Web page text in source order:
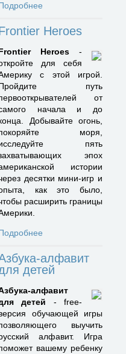
Heroes
Heroes -
для себя
с этой игрой.
путь
от
начала и до
Добывайте огонь,
моря,
пять
эпох
истории
десятки мини-игр и
как это было,
расширить границы
алфавит
детей
алфавит
детей - free-
обучающей игры
выучить
алфавит. Игра
вашему ребенку